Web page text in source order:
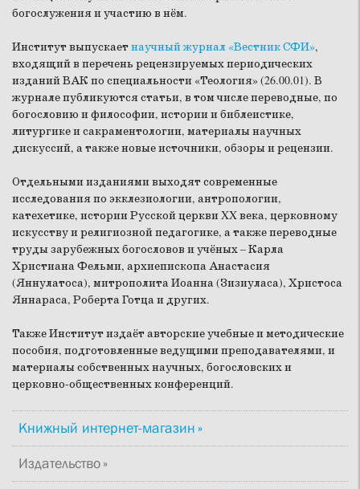
богослужения и участию в нём.
Институт выпускаетнаучный журнал «Вестник СФИ»,
входящий в перечень рецензируемых периодических
изданий ВАК по специальности «Теология» (26.00.01). В
журнале публикуются статьи, в том числе переводные, по
богословию и философии, истории и библеистике,
литургике и сакраментологии, материалы научных
дискуссий, а также новые источники, обзоры и рецензии.
Отдельными изданиями выходят современные
исследования по экклезиологии, антропологии,
катехетике, истории Русской церкви XX века, церковному
искусству и религиозной педагогике, а также переводные
труды зарубежных богословов и учёных – Карла
Христиана Фельми, архиепископа Анастасия
(Яннулатоса), митрополита Иоанна (Зизиуласа), Христоса
Яннараса, Роберта Готца и других.
Также Институт издаёт авторские учебные и методические
пособия, подготовленные ведущими преподавателями, и
материалы собственных научных, богословских и
церковно-общественных конференций.
Книжный интернет-магазин
Издательство